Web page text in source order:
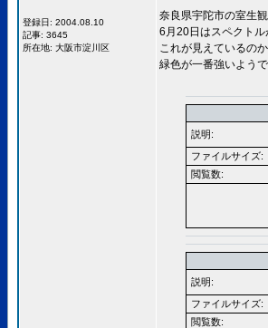
登録日: 2004.08.10
記事: 3645
所在地: 大阪市淀川区
奈良県宇陀市の室生
6月20日はスペクト
これが見えているの
緑色が一番強いよう
説明:
ファイルサイズ:
閲覧数:
説明:
ファイルサイズ:
閲覧数: